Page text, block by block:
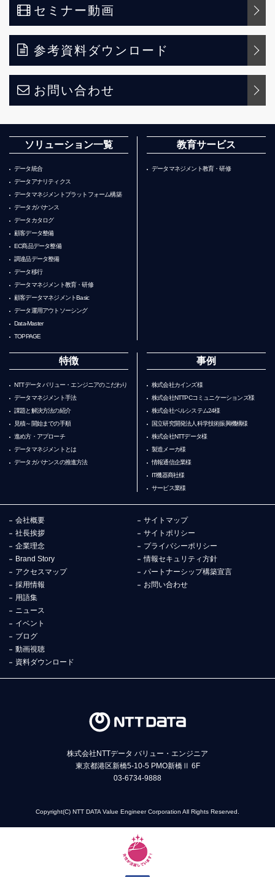
セミナー動画
参考資料ダウンロード
お問い合わせ
ソリューション一覧
データ統合
データアナリティクス
データマネジメントプラットフォーム構築
データガバナンス
データカタログ
顧客データ整備
EC商品データ整備
調達品データ整備
データ移行
データマネジメント教育・研修
顧客データマネジメントBasic
データ運用アウトソーシング
Data-Master
TOPPAGE
教育サービス
データマネジメント教育・研修
特徴
NTTデータ バリュー・エンジニアのこだわり
データマネジメント手法
課題と解決方法の紹介
見積～開始までの手順
進め方・アプローチ
データマネジメントとは
データガバナンスの推進方法
事例
株式会社カインズ様
株式会社NTTPCコミュニケーションズ様
株式会社ベルシステム24様
国立研究開発法人科学技術振興機構様
株式会社NTTデータ様
製造メーカ様
情報通信企業様
IT機器商社様
サービス業様
会社概要
社長挨拶
企業理念
Brand Story
アクセスマップ
採用情報
サイトマップ
サイトポリシー
プライバシーポリシー
情報セキュリティ方針
パートナーシップ構築宣言
お問い合わせ
用語集
ニュース
イベント
ブログ
動画視聴
資料ダウンロード
株式会社NTTデータ バリュー・エンジニア
東京都港区新橋5-10-5 PMO新橋Ⅱ 6F
03-6734-9888
Copyright(C) NTT DATA Value Engineer Corporation All Rights Reserved.